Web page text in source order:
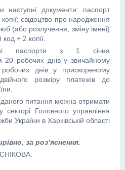
наступні документи: паспорт
свідоцтво про народження
(або розлучення, зміну імені)
+ 2 копії.
паспорти з 1 січня
20 робочих днів у звичайному
днів у прискореному
розміру платежів до
даного питання можна отримати
Головного управління
України в Харківській області
за роз’яснення.